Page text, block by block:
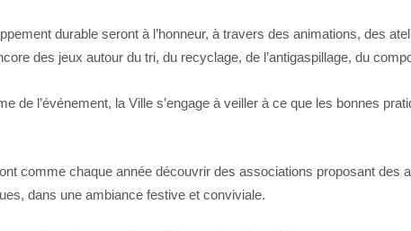
durable seront à l’honneur, à travers des animations, des
des jeux autour du tri, du recyclage, de l’antigaspillage, du
de l’événement, la Ville s’engage à veiller à ce que les bonnes
comme chaque année découvrir des associations proposant des
dans une ambiance festive et conviviale.